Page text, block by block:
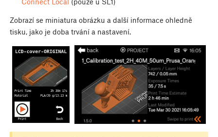
Zobrazí se miniatura obrázku a další informace ohledně
tisku, jako je doba trvání a nastavení.